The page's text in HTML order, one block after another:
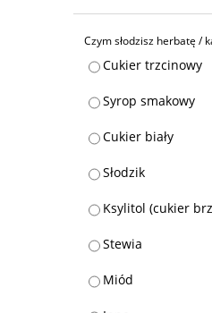
Czym słodzisz herbatę /
Cukier trzcinowy
Syrop smakowy
Cukier biały
Słodzik
Ksylitol (cukier
Stewia
Miód